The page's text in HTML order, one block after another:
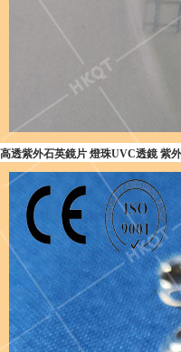
高透紫外石英鏡片 燈珠UVC透鏡 紫